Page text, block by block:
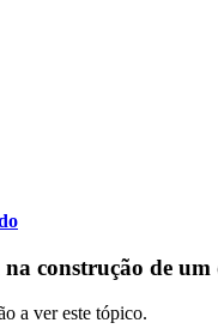
construção de
a ver este tópico.